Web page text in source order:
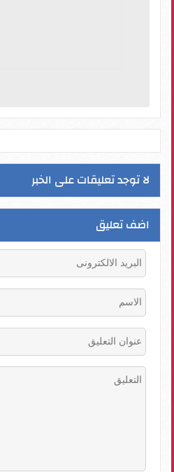
لا توجد تعليقات على الخبر
اضف تعليق